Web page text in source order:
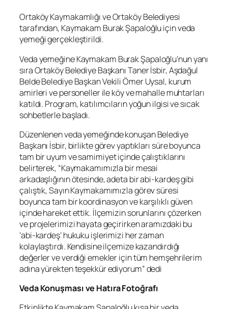
Ortaköy Kaymakamlığı ve Ortaköy Belediyesi
tarafından, Kaymakam Burak Şapaloğlu için veda
yemeği gerçekleştirildi.
Veda yemeğine Kaymakam Burak Şapaloğlu’nun yanı
sıra Ortaköy Belediye Başkanı Taner İsbir, Aşdağul
Belde Belediye Başkan Vekili Ömer Uysal, kurum
amirleri ve personeller ile köy ve mahalle muhtarları
katıldı. Program, katılımcıların yoğun ilgisi ve sıcak
sohbetlerle başladı.
Düzenlenen veda yemeğinde konuşan Belediye
Başkanı İsbir, birlikte görev yaptıkları süre boyunca
tam bir uyum ve samimiyet içinde çalıştıklarını
belirterek, “Kaymakamımızla bir mesai
arkadaşlığının ötesinde, adeta bir abi-kardeş gibi
çalıştık, Sayın Kaymakamımızla görev süresi
boyunca tam bir koordinasyon ve karşılıklı güven
içinde hareket ettik. İlçemizin sorunlarını çözerken
ve projelerimizi hayata geçirirken aramızdaki bu
‘abi-kardeş’ hukuku işlerimizi her zaman
kolaylaştırdı. Kendisine ilçemize kazandırdığı
değerler ve verdiği emekler için tüm hemşehrilerim
adına yürekten teşekkür ediyorum” dedi
Veda Konuşması ve Hatıra Fotoğrafı